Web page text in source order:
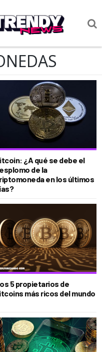
¿A qué se debe el
de la
en los últimos
5 propietarios de
más ricos del mundo